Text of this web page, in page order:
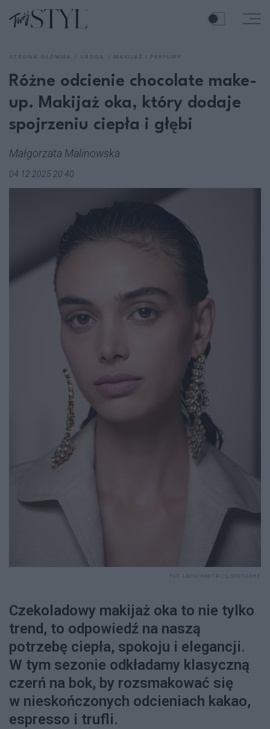
Różne odcienie chocolate make-
up. Makijaż oka, który dodaje
spojrzeniu ciepła i głębi
Małgorzata Malinowska
04.12.2025 20:40
Czekoladowy makijaż oka to nie tylko
trend, to odpowiedź na naszą
potrzebę ciepła, spokoju i elegancji.
W tym sezonie odkładamy klasyczną
czerń na bok, by rozsmakować się
w nieskończonych odcieniach kakao,
espresso i trufli.